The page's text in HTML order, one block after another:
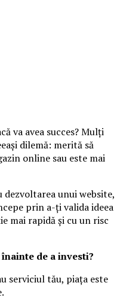
va avea succes? Mulți
dilemă: merită să
online sau este mai
unui website,
prin a-ți valida ideea
mai rapidă și cu un risc
de a investi?
serviciul tău, piața este